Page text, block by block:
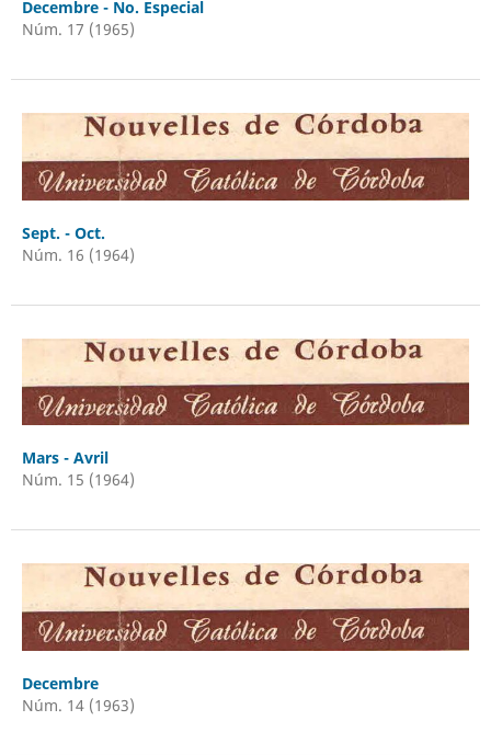
Decembre - No. Especial
Núm. 17 (1965)
Sept. - Oct.
Núm. 16 (1964)
Mars - Avril
Núm. 15 (1964)
Decembre
Núm. 14 (1963)